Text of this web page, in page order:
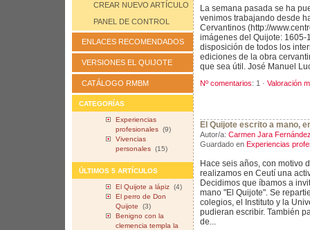
CREAR NUEVO ARTÍCULO
PANEL DE CONTROL
ENLACES RECOMENDADOS
VERSIONES EL QUIJOTE
CATÁLOGO RMBM
CATEGORÍAS
Experiencias
profesionales (9)
Vivencias
personales (15)
ÚLTIMOS 5 ARTÍCULOS
El Quijote a lápiz (4)
El perro de Don
Quijote
(3)
Benigno con la
clemencia templa la
La semana pasada se ha
venimos trabajando desde
Cervantinos (http://
imágenes del Quijote: 1605-
disposición de todos los
ediciones de la obra
que sea útil. José Manuel
Nº comentarios: 1 · Valoración
El Quijote escrito a mano,
Autor/a: Carmen Jara
Guardado en Experiencias
Hace seis años, con motivo
realizamos en Ceutí una
Decidimos que íbamos a
mano "El Quijote". Se
colegios, el Instituto y la
pudieran escribir. También
de...